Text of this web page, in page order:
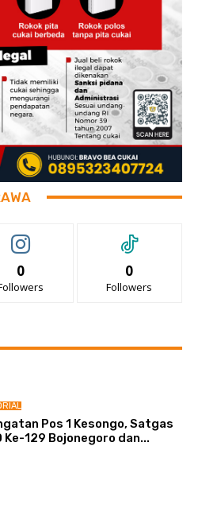
0 0
Followers
Pos 1 Kesongo, Satgas
Ke-129 Bojonegoro dan...